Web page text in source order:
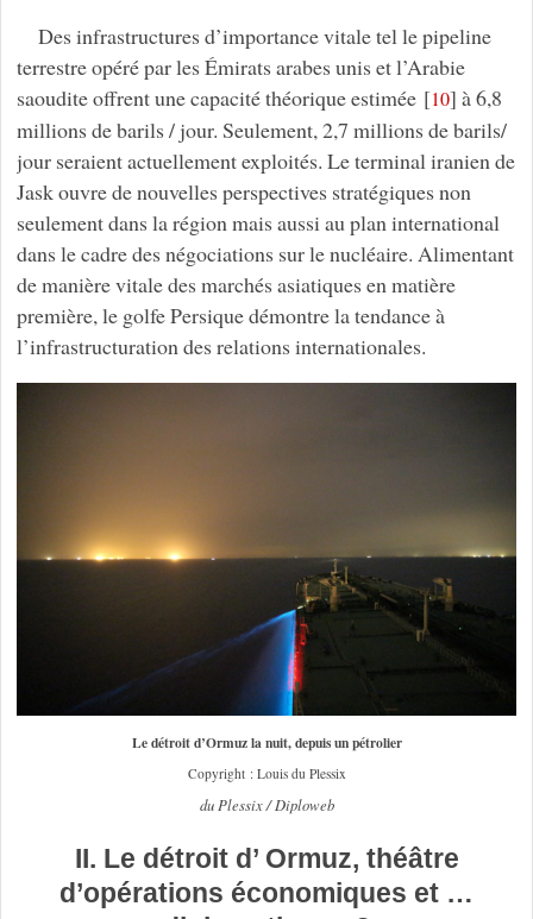
Des infrastructures d’importance vitale tel le pipeline
terrestre opéré par les Émirats arabes unis et l’Arabie
saoudite offrent une capacité théorique estimée[10] à 6,8
millions de barils / jour. Seulement, 2,7 millions de barils/
jour seraient actuellement exploités. Le terminal iranien de
Jask ouvre de nouvelles perspectives stratégiques non
seulement dans la région mais aussi au plan international
dans le cadre des négociations sur le nucléaire. Alimentant
de manière vitale des marchés asiatiques en matière
première, le golfe Persique démontre la tendance à
l’infrastructuration des relations internationales.
Le détroit d’Ormuz la nuit, depuis un pétrolier
Copyright : Louis du Plessix
du Plessix / Diploweb
II. Le détroit d’ Ormuz, théâtre
d’opérations économiques et …